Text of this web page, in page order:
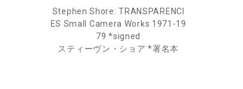
Stephen Shore: TRANSPARENCI
ES Small Camera Works 1971-19
79 *signed
スティーヴン・ショア *署名本